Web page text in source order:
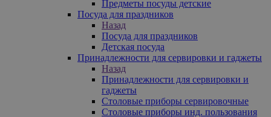
Предметы посуды детские
Посуда для праздников
Назад
Посуда для праздников
Детская посуда
Принадлежности для сервировки и гаджеты
Назад
Принадлежности для сервировки и
гаджеты
Столовые приборы сервировочные
Столовые приборы инд. пользования